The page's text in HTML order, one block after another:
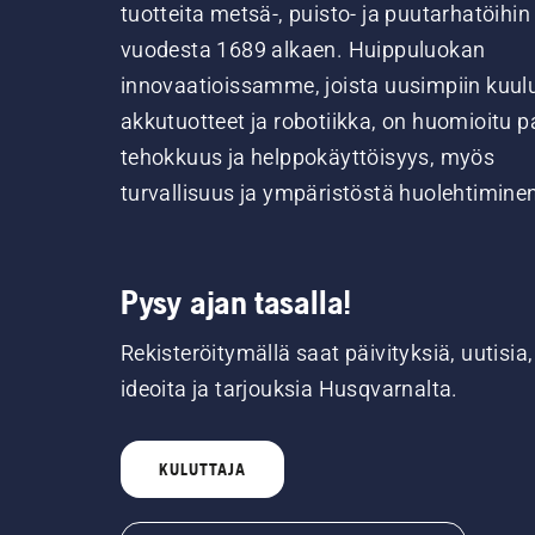
tuotteita metsä-, puisto- ja puutarhatöihin
vuodesta 1689 alkaen. Huippuluokan
innovaatioissamme, joista uusimpiin
akkutuotteet ja robotiikka, on huomioitu
tehokkuus ja helppokäyttöisyys, myös
turvallisuus ja ympäristöstä
Pysy ajan tasalla!
Rekisteröitymällä saat päivityksiä, uutisia,
ideoita ja tarjouksia Husqvarnalta.
KULUTTAJA